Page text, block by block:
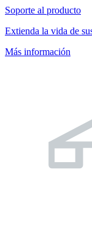
Soporte al producto
Extienda la vida de
Más información